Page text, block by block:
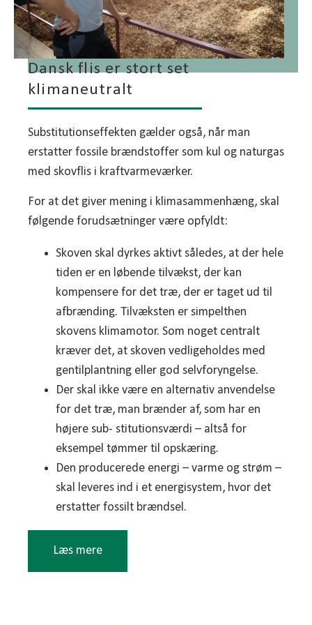
økonomisk bedst muligt uden at gå på kompromis
med økonomien i selve flisprojektet. Skovdyrkerne
har altid de lange briller på og tager fuldt hensyn
til dine ønsker til skoven.
Dansk flis er stort set
klimaneutralt
Substitutionseffekten gælder også, når man
erstatter fossile brændstoffer som kul og naturgas
med skovflis i kraftvarmeværker.
For at det giver mening i klimasammenhæng, skal
følgende forudsætninger være opfyldt:
Skoven skal dyrkes aktivt således, at der hele
tiden er en løbende tilvækst, der kan
kompensere for det træ, der er taget ud til
afbrænding. Tilvæksten er simpelthen
skovens klimamotor. Som noget centralt
kræver det, at skoven vedligeholdes med
gentilplantning eller god selvforyngelse.
Der skal ikke være en alternativ anvendelse
for det træ, man brænder af, som har en
højere sub- stitutionsværdi – altså for
eksempel tømmer til opskæring.
Den producerede energi – varme og strøm –
skal leveres ind i et energisystem, hvor det
erstatter fossilt brændsel.
Læs mere